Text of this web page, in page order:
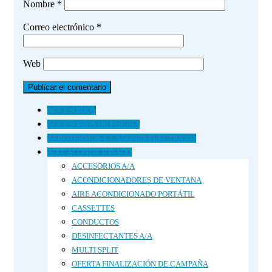
Nombre *
Correo electrónico *
Web
ACCESORIOS
ACCESORIOS DE PISCINA
AEROTERMOS Y CAÑONES ELÉCTRICOS
AIRE ACONDICIONADO
ACCESORIOS A/A
ACONDICIONADORES DE VENTANA
AIRE ACONDICIONADO PORTÁTIL
CASSETTES
CONDUCTOS
DESINFECTANTES A/A
MULTI SPLIT
OFERTA FINALIZACIÓN DE CAMPAÑA